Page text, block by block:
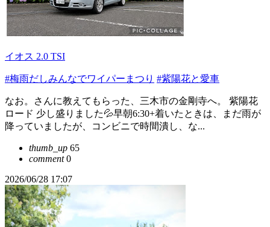
イオス 2.0 TSI
#梅雨だしみんなでワイパーまつり #紫陽花と愛車
なお。さんに教えてもらった、三木市の金剛寺へ。 紫陽花
ロード 少し盛りました💦早朝6:30+着いたときは、まだ雨が
降っていましたが、コンビニで時間潰し、な...
thumb_up 65
comment0
2026/06/28 17:07